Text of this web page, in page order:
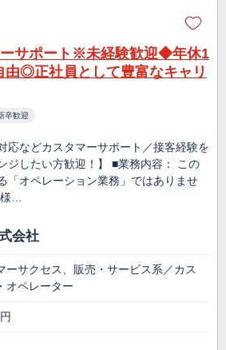
ーサポート※未経験歓迎◆年休1
由◎正社員として豊富なキャリ
卒歓迎
応などカスタマーサポート／接客経験を
ジしたい方歓迎！】 ■業務内容： この
「オペレーション業務」ではありませ
様…
会社
ーサクセス、販売・サービス系／カス
オペレーター